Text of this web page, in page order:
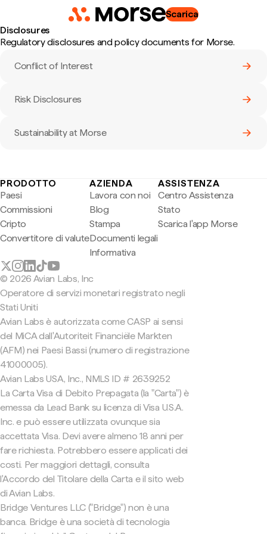
Scarica
Disclosures
Regulatory disclosures and policy documents for Morse.
Conflict of Interest
Risk Disclosures
Sustainability at Morse
PRODOTTO
Paesi
Commissioni
Cripto
Convertitore di valute
AZIENDA
Lavora con noi
Blog
Stampa
Documenti legali
Informativa
ASSISTENZA
Centro Assistenza
Stato
Scarica l'app Morse
© 2026 Avian Labs, Inc
Operatore di servizi monetari registrato negli
Stati Uniti
Avian Labs è autorizzata come CASP ai sensi
del MiCA dall'Autoriteit Financiële Markten
(AFM) nei Paesi Bassi (numero di registrazione
41000005).
Avian Labs USA, Inc., NMLS ID # 2639252
La Carta Visa di Debito Prepagata (la "Carta") è
emessa da Lead Bank su licenza di Visa U.S.A.
Inc. e può essere utilizzata ovunque sia
accettata Visa. Devi avere almeno 18 anni per
fare richiesta. Potrebbero essere applicati dei
costi. Per maggiori dettagli, consulta
l'Accordo del Titolare della Carta e il sito web
di Avian Labs.
Bridge Ventures LLC ("Bridge") non è una
banca. Bridge è una società di tecnologia